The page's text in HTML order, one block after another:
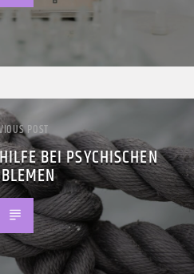
POST
BEI PSYCHISCHEN